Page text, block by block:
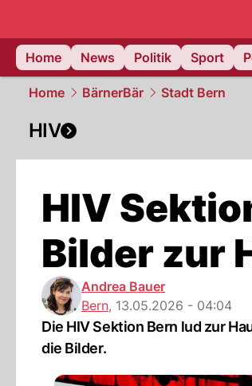
Home
News Politik Sport
Home BärnerBär Stadt Bern
HIV
HIV
Bilder zur
Andrea Bauer
Bern, 13.05.2026 - 04:04
Die HIV Sektion Bern lud zur
die Bilder.